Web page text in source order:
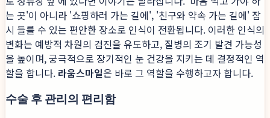
는 곳'이 아니라 '쇼핑하러 가는 길에', '친구와 약속 가는 길에' 잠
시 들를 수 있는 편안한 장소로 인식이 전환됩니다. 이러한 인식의
변화는 예방적 차원의 검진을 유도하고, 질병의 조기 발견 가능성
을 높이며, 궁극적으로 장기적인 눈 건강을 지키는 데 결정적인 역
할을 합니다. 라움스마일은 바로 그 역할을 수행하고자 합니다.
수술 후 관리의 편리함